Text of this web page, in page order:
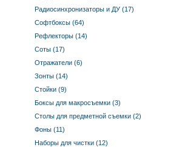
Радиосинхронизаторы и ДУ (17)
Софтбоксы (64)
Рефлекторы (14)
Соты (17)
Отражатели (6)
Зонты (14)
Стойки (9)
Боксы для макросъемки (3)
Столы для предметной съемки (2)
Фоны (11)
Наборы для чистки (12)